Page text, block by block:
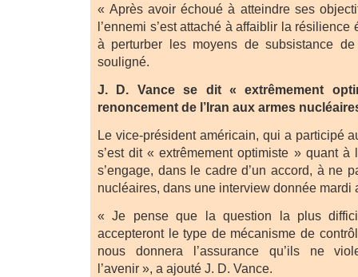
« Après avoir échoué à atteindre ses
l’ennemi s’est attaché à affaiblir la
à perturber les moyens de subsistance
souligné.
J. D. Vance se dit « extrêmement
renoncement de l’Iran aux armes
Le vice-président américain, qui a participé
s’est dit « extrêmement optimiste » quant à
s’engage, dans le cadre d’un accord, à ne
nucléaires, dans une interview donnée mardi
« Je pense que la question la plus
accepteront le type de mécanisme de
nous donnera l’assurance qu’ils ne
l’avenir », a ajouté J. D. Vance.